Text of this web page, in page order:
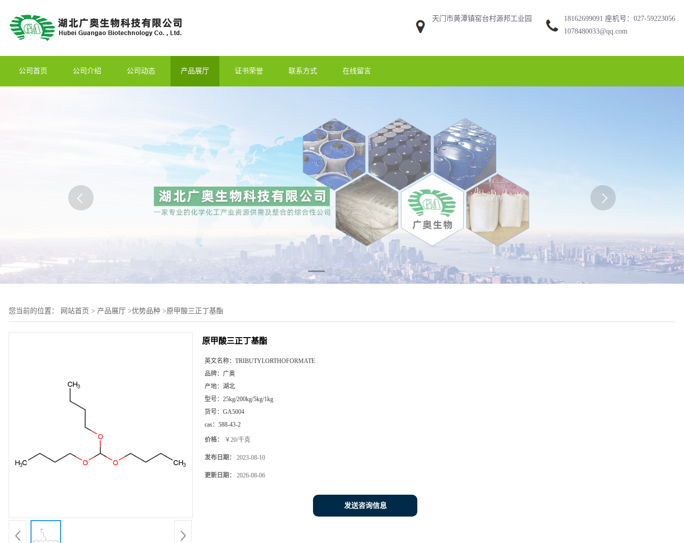
天门市黄潭镇窑台村源邦工业园
18162699091 座机号：027-59223056
1078480033@qq.com
公司首页 公司介绍 公司动态 产品展厅 证书荣誉 联系方式 在线留言
您当前的位置： 网站首页 > 产品展厅 >优势品种 >原甲酸三正丁基酯
原甲酸三正丁基酯
英文名称： TRIBUTYLORTHOFORMATE
品牌： 广奥
产地： 湖北
型号： 25kg/200kg/5kg/1kg
货号： GA5004
cas： 588-43-2
价格： ￥20/千克
发布日期： 2023-08-10
更新日期： 2026-08-06
发送咨询信息